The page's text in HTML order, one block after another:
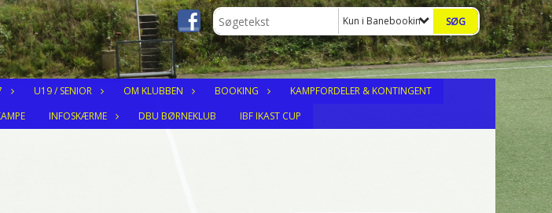
Kun i Banebookings
U19 / SENIOR OM KLUBBEN BOOKING
KAMPFORDELER & KONTINGENT
INFOSKÆRME DBU BØRNEKLUB IBF IKAST CUP